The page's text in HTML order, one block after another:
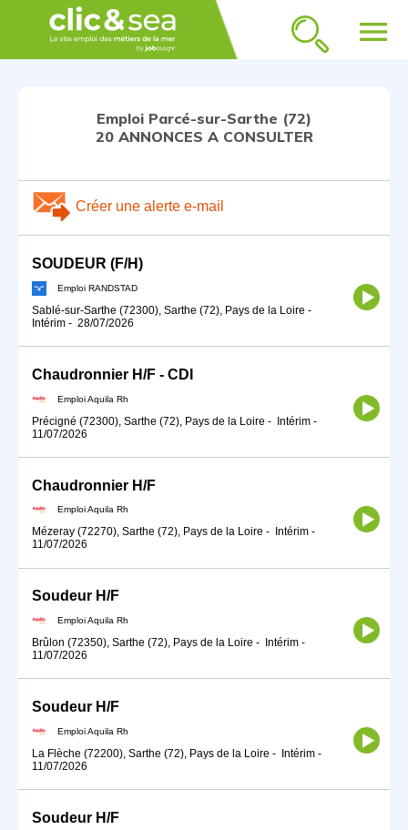
menu
Emploi Parcé-sur-Sarthe (72)
20 ANNONCES A CONSULTER
Créer une alerte e-mail
SOUDEUR (F/H)
Emploi RANDSTAD
Sablé-sur-Sarthe (72300), Sarthe (72), Pays de la Loire -
Intérim - 28/07/2026
Chaudronnier H/F - CDI
Emploi Aquila Rh
Précigné (72300), Sarthe (72), Pays de la Loire - Intérim -
11/07/2026
Chaudronnier H/F
Emploi Aquila Rh
Mézeray (72270), Sarthe (72), Pays de la Loire - Intérim -
11/07/2026
Soudeur H/F
Emploi Aquila Rh
Brûlon (72350), Sarthe (72), Pays de la Loire - Intérim -
11/07/2026
Soudeur H/F
Emploi Aquila Rh
La Flèche (72200), Sarthe (72), Pays de la Loire - Intérim -
11/07/2026
Soudeur H/F